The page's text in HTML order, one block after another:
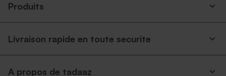
Produits
Livraison rapide en toute securite
A propos de tadaaz